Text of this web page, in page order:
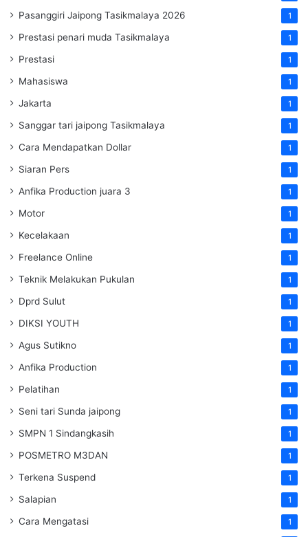
Pasanggiri Jaipong Tasikmalaya 2026 1
Prestasi penari muda Tasikmalaya 1
Prestasi 1
Mahasiswa 1
Jakarta 1
Sanggar tari jaipong Tasikmalaya 1
Cara Mendapatkan Dollar 1
Siaran Pers 1
Anfika Production juara 3 1
Motor 1
Kecelakaan 1
Freelance Online 1
Teknik Melakukan Pukulan 1
Dprd Sulut 1
DIKSI YOUTH 1
Agus Sutikno 1
Anfika Production 1
Pelatihan 1
Seni tari Sunda jaipong 1
SMPN 1 Sindangkasih 1
POSMETRO M3DAN 1
Terkena Suspend 1
Salapian 1
Cara Mengatasi 1